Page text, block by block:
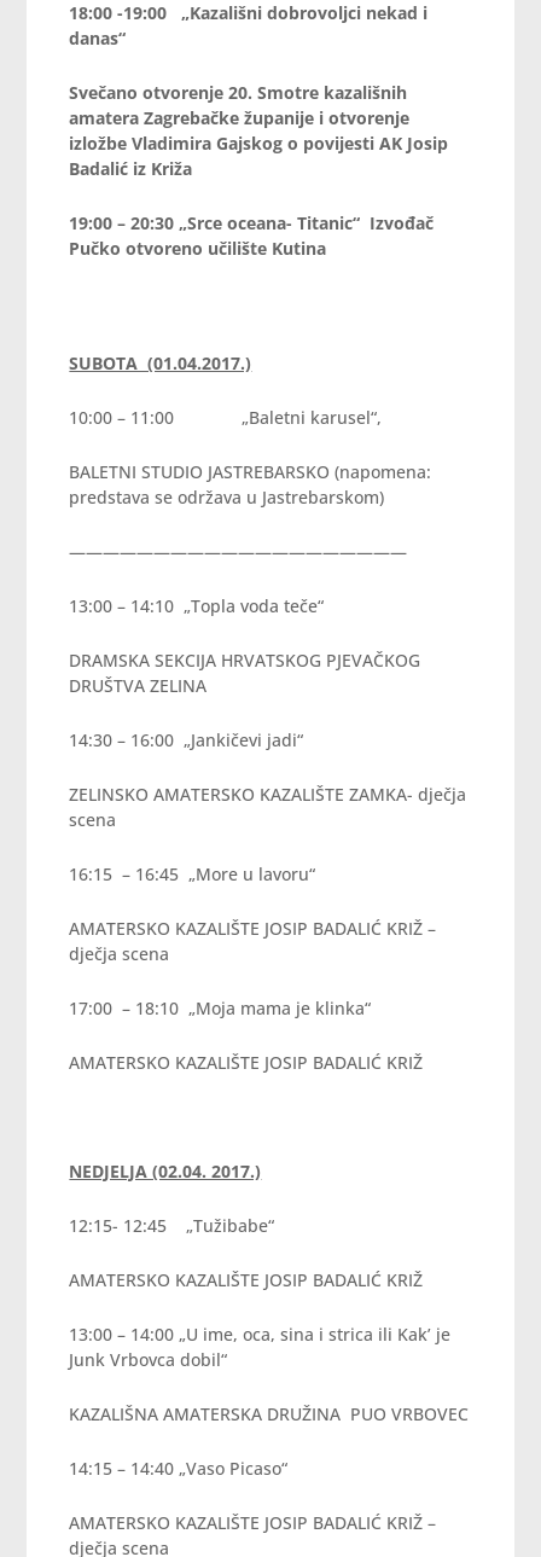
18:00 -19:00 „Kazališni dobrovoljci nekad i
danas“
Svečano otvorenje 20. Smotre kazališnih
amatera Zagrebačke županije i otvorenje
izložbe Vladimira Gajskog o povijesti AK Josip
Badalić iz Križa
19:00 – 20:30 „Srce oceana- Titanic“ Izvođač
Pučko otvoreno učilište Kutina
SUBOTA (01.04.2017.)
10:00 – 11:00 „Baletni karusel“,
BALETNI STUDIO JASTREBARSKO (napomena:
predstava se održava u Jastrebarskom)
————————————————————
13:00 – 14:10 „Topla voda teče“
DRAMSKA SEKCIJA HRVATSKOG PJEVAČKOG
DRUŠTVA ZELINA
14:30 – 16:00 „Jankičevi jadi“
ZELINSKO AMATERSKO KAZALIŠTE ZAMKA- dječja
scena
16:15 – 16:45 „More u lavoru“
AMATERSKO KAZALIŠTE JOSIP BADALIĆ KRIŽ –
dječja scena
17:00 – 18:10 „Moja mama je klinka“
AMATERSKO KAZALIŠTE JOSIP BADALIĆ KRIŽ
NEDJELJA (02.04. 2017.)
12:15- 12:45 „Tužibabe“
AMATERSKO KAZALIŠTE JOSIP BADALIĆ KRIŽ
13:00 – 14:00 „U ime, oca, sina i strica ili Kak’ je
Junk Vrbovca dobil“
KAZALIŠNA AMATERSKA DRUŽINA PUO VRBOVEC
14:15 – 14:40 „Vaso Picaso“
AMATERSKO KAZALIŠTE JOSIP BADALIĆ KRIŽ –
dječja scena